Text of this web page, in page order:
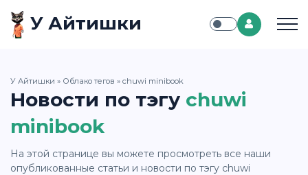
У Айтишки
У Айтишки » Облако тегов » chuwi minibook
Новости по тэгу chuwi
minibook
На этой странице вы можете просмотреть все наши
опубликованные статьи и новости по тэгу chuwi